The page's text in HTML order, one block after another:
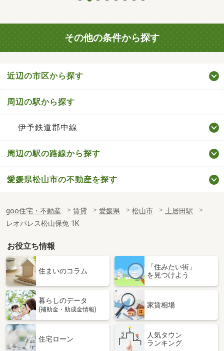
その他の条件から探す
近辺の市区から探す
周辺の駅から探す
伊予鉄道郡中線
周辺の駅の路線から探す
愛媛県松山市の不動産を探す
goo住宅・不動産 賃貸 愛媛県 松山市
土居田駅
レオパレス松山保免 1K
お役立ち情報
住まいのコラム
「住みたい街」
を見つけよう
暮らしのデータ
(補助金・助成金情報)
家賃相場
住宅ローン
人気タウン
ランキング